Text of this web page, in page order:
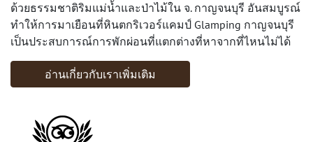
ด้วยธรรมชาติริมแม่น้ำและป่าไม้ใน จ. กาญจนบุรี อันสมบูรณ์
ทำให้การมาเยือนที่หินตกริเวอร์แคมป์ Glamping กาญจนบุรี
เป็นประสบการณ์การพักผ่อนที่แตกต่างที่หาจากที่ไหนไม่ได้
อ่านเกี่ยวกับเราเพิ่มเติม